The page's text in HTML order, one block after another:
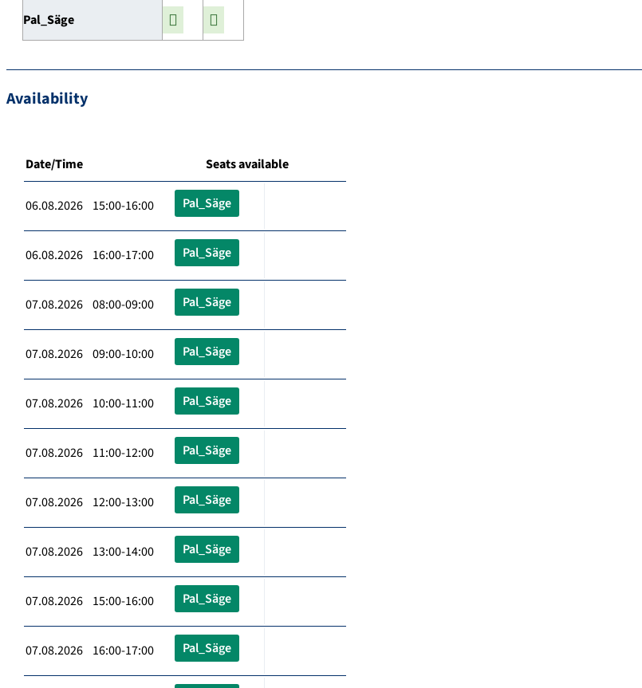
Pal_Säge
Availability
Date/Time Seats available
06.08.2026 15:00-16:00 Pal_Säge
06.08.2026 16:00-17:00 Pal_Säge
07.08.2026 08:00-09:00 Pal_Säge
07.08.2026 09:00-10:00 Pal_Säge
07.08.2026 10:00-11:00 Pal_Säge
07.08.2026 11:00-12:00 Pal_Säge
07.08.2026 12:00-13:00 Pal_Säge
07.08.2026 13:00-14:00 Pal_Säge
07.08.2026 15:00-16:00 Pal_Säge
07.08.2026 16:00-17:00 Pal_Säge